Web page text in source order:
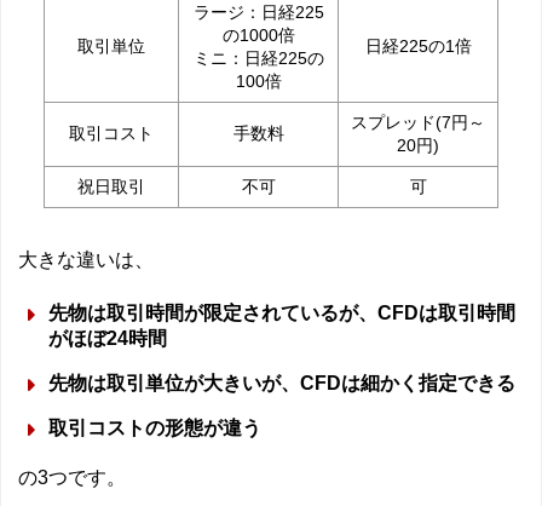
取引単位
ラージ：日経225
の1000倍
ミニ：日経225の
100倍
日経225の1倍
取引コスト 手数料
スプレッド(7円～
20円)
祝日取引 不可 可
大きな違いは、
先物は取引時間が限定されているが、CFDは取引時間
がほぼ24時間
先物は取引単位が大きいが、CFDは細かく指定できる
取引コストの形態が違う
の3つです。